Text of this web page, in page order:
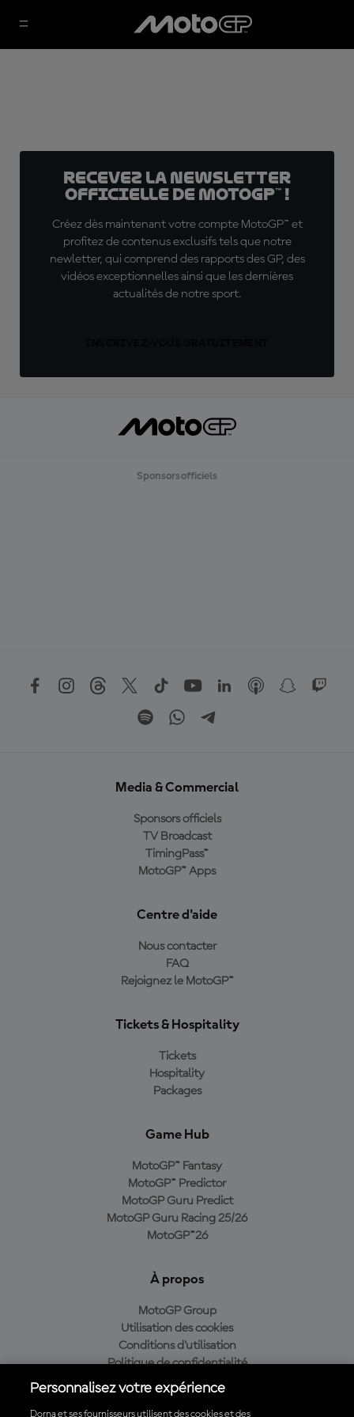
Recevez la Newsletter
officielle de MotoGP™ !
Créez dès maintenant votre compte MotoGP™ et
profitez de contenus exclusifs tels que notre
newletter, qui comprend des rapports des GP, des
vidéos exceptionnelles ainsi que les dernières
actualités de notre sport.
Sponsors officiels
Media & Commercial
Sponsors officiels
TV Broadcast
TimingPass™
MotoGP™ Apps
Centre d'aide
Nous contacter
FAQ
Rejoignez le MotoGP™
Tickets & Hospitality
Tickets
Hospitality
Packages
Game Hub
MotoGP™ Fantasy
MotoGP™ Predictor
MotoGP Guru Predict
MotoGP Guru Racing 25/26
MotoGP™26
À propos
MotoGP Group
Utilisation des cookies
Conditions d'utilisation
Politique de confidentialité
Politique d’achat
Personnalisez votre expérience
Dorna et ses fournisseurs utilisent des cookies et des